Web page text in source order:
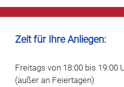
Zeit für Ihre Anliegen:
Freitags von 18:00 bis 19:00
(außer an Feiertagen)